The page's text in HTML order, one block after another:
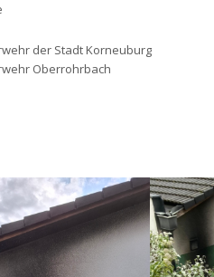
der Stadt Korneuburg
Oberrohrbach